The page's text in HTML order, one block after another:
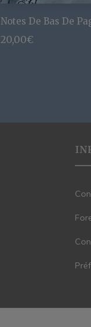
Notes De Bas De
20,00€